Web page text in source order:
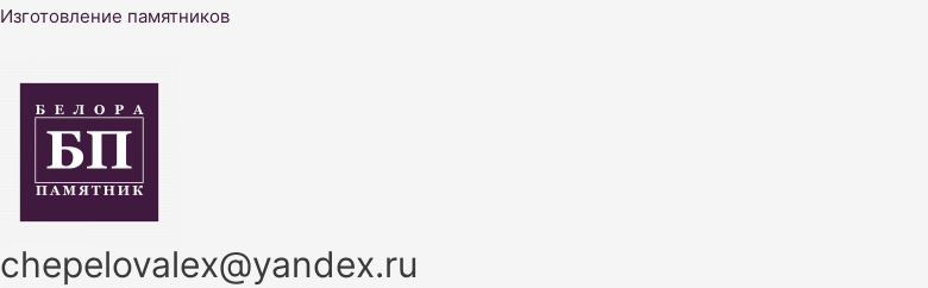
Перейти
содержимому
Изготовление памятников
chepelovalex@yandex.ru